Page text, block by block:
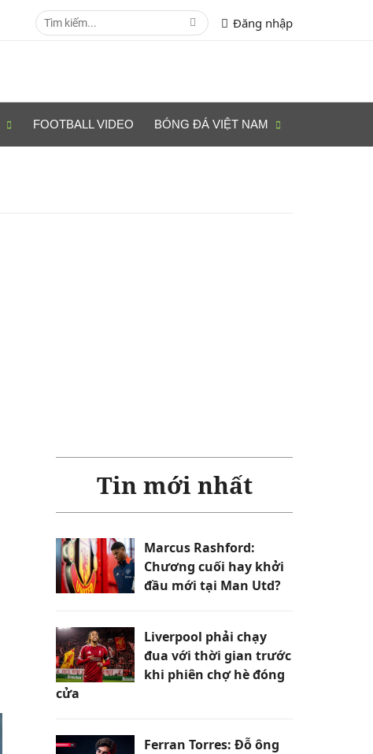
Đăng nhập
FOOTBALL VIDEO BÓNG ĐÁ VIỆT NAM
Tin mới nhất
Marcus Rashford:
Chương cuối hay khởi
đầu mới tại Man Utd?
Liverpool phải chạy
đua với thời gian trước
khi phiên chợ hè đóng
cửa
Ferran Torres: Đỗ ông